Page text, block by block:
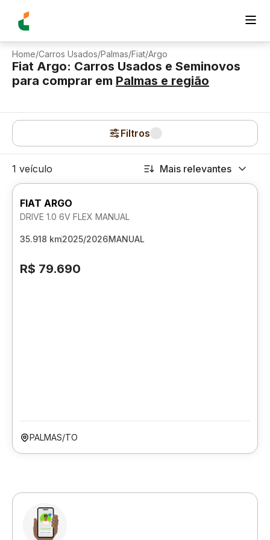
Home/Carros Usados/Palmas/Fiat/Argo
Fiat Argo: Carros Usados e Seminovos
para comprar em Palmas e região
Filtros
1 veículo Mais relevantes
FIAT ARGO
DRIVE 1.0 6V FLEX MANUAL
35.918 km2025/2026MANUAL
R$ 79.690
PALMAS/TO